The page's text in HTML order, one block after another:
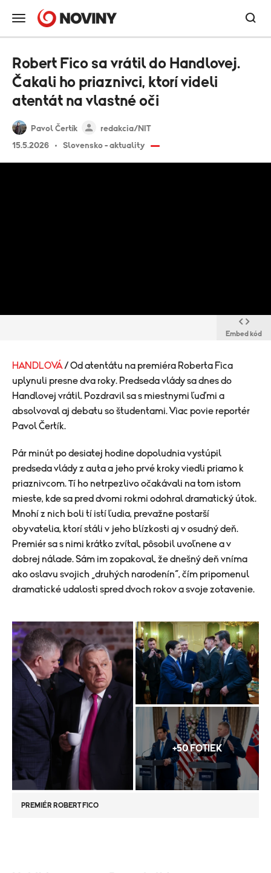
Pavol Čertík
redakcia/NIT
15.5.2026
Slovensko - aktuality
Robert Fico sa vrátil do Handlovej.
Čakali ho priaznivci, ktorí videli
atentát na vlastné oči
Embed kód
HANDLOVÁ / Od atentátu na premiéra Roberta Fica
uplynuli presne dva roky. Predseda vlády sa dnes do
Handlovej vrátil. Pozdravil sa s miestnymi ľuďmi a
absolvoval aj debatu so študentami. Viac povie reportér
Pavol Čertík.
Pár minút po desiatej hodine dopoludnia vystúpil
predseda vlády z auta a jeho prvé kroky viedli priamo k
priaznivcom. Tí ho netrpezlivo očakávali na tom istom
mieste, kde sa pred dvomi rokmi odohral dramatický útok.
Mnohí z nich boli tí istí ľudia, prevažne postarší
obyvatelia, ktorí stáli v jeho blízkosti aj v osudný deň.
Premiér sa s nimi krátko zvítal, pôsobil uvoľnene a v
dobrej nálade. Sám im zopakoval, že dnešný deň vníma
ako oslavu svojich „druhých narodenín“, čím pripomenul
dramatické udalosti spred dvoch rokov a svoje zotavenie.
+50 FOTIEK
PREMIÉR ROBERT FICO